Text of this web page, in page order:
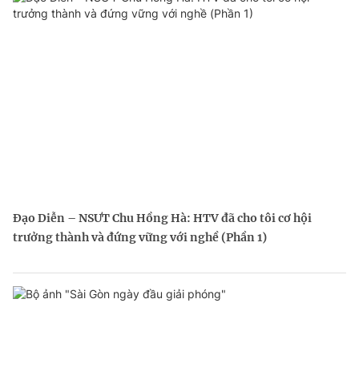
Đạo Diễn – NSƯT Chu Hồng Hà: HTV đã cho tôi cơ hội
trưởng thành và đứng vững với nghề (Phần 1)